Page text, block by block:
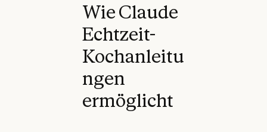
Wie Claude
Echtzeit-
Kochanleitu
ngen
ermöglicht